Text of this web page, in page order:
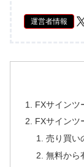
運営者情報
FXサインツ
FXサインツ
売り買い
無料から